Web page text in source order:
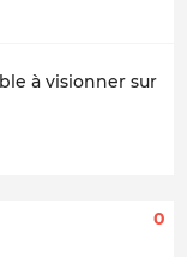
à visionner sur
0